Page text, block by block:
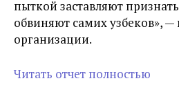
пыткой заставляют
обвиняют самих узбеков», —
организации.
Читать отчет полностью